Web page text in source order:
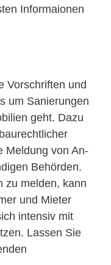
Informaionen
Vorschriften und
um Sanierungen
geht. Dazu
Meldung von An-
Behörden.
zu melden, kann
und Mieter
intensiv mit
Lassen Sie